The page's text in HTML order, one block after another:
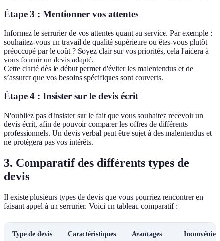
Étape 3 : Mentionner vos attentes
Informez le serrurier de vos attentes quant au service. Par exemple :
souhaitez-vous un travail de qualité supérieure ou êtes-vous plutôt
préoccupé par le coût ? Soyez clair sur vos priorités, cela l'aidera à
vous fournir un devis adapté.
Cette clarté dès le début permet d'éviter les malentendus et de
s’assurer que vos besoins spécifiques sont couverts.
Étape 4 : Insister sur le devis écrit
N'oubliez pas d'insister sur le fait que vous souhaitez recevoir un
devis écrit, afin de pouvoir comparer les offres de différents
professionnels. Un devis verbal peut être sujet à des malentendus et
ne protègera pas vos intérêts.
3. Comparatif des différents types de
devis
Il existe plusieurs types de devis que vous pourriez rencontrer en
faisant appel à un serrurier. Voici un tableau comparatif :
Type de devis Caractéristiques Avantages